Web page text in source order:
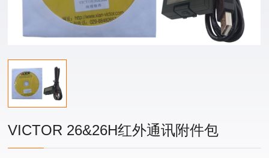
VICTOR 26&26H红外通讯附件包